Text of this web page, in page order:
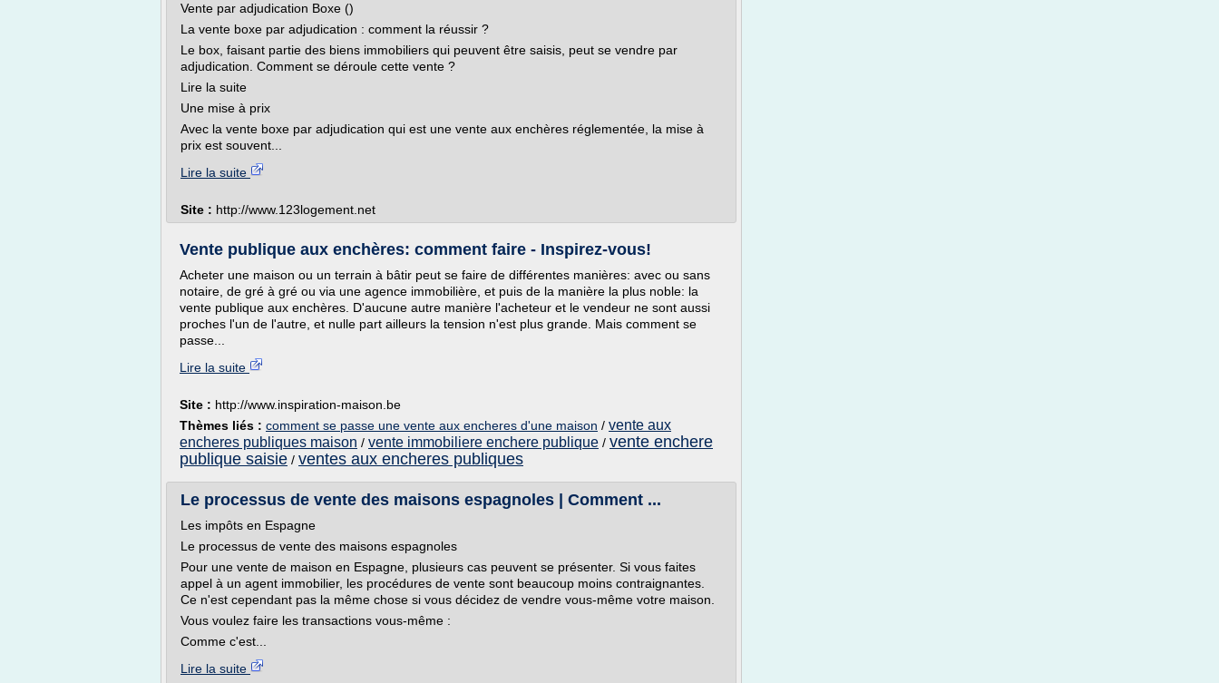
Vente par adjudication Boxe ()
La vente boxe par adjudication : comment la réussir ?
Le box, faisant partie des biens immobiliers qui peuvent être saisis, peut se vendre par
adjudication. Comment se déroule cette vente ?
Lire la suite
Une mise à prix
Avec la vente boxe par adjudication qui est une vente aux enchères réglementée, la mise à
prix est souvent...
Lire la suite
Site : http://www.123logement.net
Vente publique aux enchères: comment faire - Inspirez-vous!
Acheter une maison ou un terrain à bâtir peut se faire de différentes manières: avec ou sans
notaire, de gré à gré ou via une agence immobilière, et puis de la manière la plus noble: la
vente publique aux enchères. D'aucune autre manière l'acheteur et le vendeur ne sont aussi
proches l'un de l'autre, et nulle part ailleurs la tension n'est plus grande. Mais comment se
passe...
Lire la suite
Site : http://www.inspiration-maison.be
Thèmes liés : comment se passe une vente aux encheres d'une maison / vente aux
encheres publiques maison / vente immobiliere enchere publique / vente enchere
publique saisie / ventes aux encheres publiques
Le processus de vente des maisons espagnoles | Comment ...
Les impôts en Espagne
Le processus de vente des maisons espagnoles
Pour une vente de maison en Espagne, plusieurs cas peuvent se présenter. Si vous faites
appel à un agent immobilier, les procédures de vente sont beaucoup moins contraignantes.
Ce n'est cependant pas la même chose si vous décidez de vendre vous-même votre maison.
Vous voulez faire les transactions vous-même :
Comme c'est...
Lire la suite